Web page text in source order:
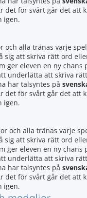
det för svårt går det att
igen.
och alla tränas varje
sig att skriva rätt ord
ger eleven en ny
underlätta att skriva
har talsyntes på
det för svårt går det att
igen.
och alla tränas varje
sig att skriva rätt ord
ger eleven en ny
underlätta att skriva
har talsyntes på
det för svårt går det att
igen.